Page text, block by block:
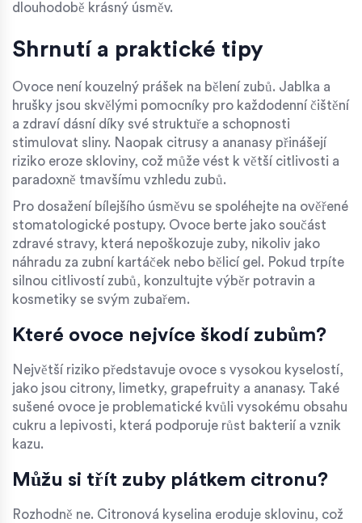
dlouhodobě krásný úsměv.
Shrnutí a praktické tipy
Ovoce není kouzelný prášek na bělení zubů. Jablka a
hrušky jsou skvělými pomocníky pro každodenní čištění
a zdraví dásní díky své struktuře a schopnosti
stimulovat sliny. Naopak citrusy a ananasy přinášejí
riziko eroze skloviny, což může vést k větší citlivosti a
paradoxně tmavšímu vzhledu zubů.
Pro dosažení bílejšího úsměvu se spoléhejte na ověřené
stomatologické postupy. Ovoce berte jako součást
zdravé stravy, která nepoškozuje zuby, nikoliv jako
náhradu za zubní kartáček nebo bělicí gel. Pokud trpíte
silnou citlivostí zubů, konzultujte výběr potravin a
kosmetiky se svým zubařem.
Které ovoce nejvíce škodí zubům?
Největší riziko představuje ovoce s vysokou kyselostí,
jako jsou citrony, limetky, grapefruity a ananasy. Také
sušené ovoce je problematické kvůli vysokému obsahu
cukru a lepivosti, která podporuje růst bakterií a vznik
kazu.
Můžu si třít zuby plátkem citronu?
Rozhodně ne. Citronová kyselina eroduje sklovinu, což